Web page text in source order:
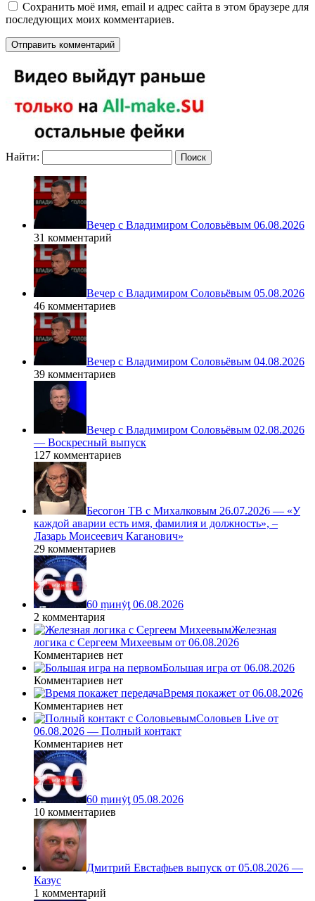
Сохранить моё имя, email и адрес сайта в этом браузере для
последующих моих комментариев.
Найти:
Вечер с Владимиром Соловьёвым 06.08.2026
31 комментарий
Вечер с Владимиром Соловьёвым 05.08.2026
46 комментариев
Вечер с Владимиром Соловьёвым 04.08.2026
39 комментариев
Вечер с Владимиром Соловьёвым 02.08.2026
— Воскресный выпуск
127 комментариев
Бесогон ТВ с Михалковым 26.07.2026 — «У
каждой аварии есть имя, фамилия и должность», –
Лазарь Моисеевич Каганович»
29 комментариев
60 ṃинẏƫ 06.08.2026
2 комментария
Железная
логика с Сергеем Михеевым от 06.08.2026
Комментариев нет
Большая игра от 06.08.2026
Комментариев нет
Время покажет от 06.08.2026
Комментариев нет
Соловьев Live от
06.08.2026 — Полный контакт
Комментариев нет
60 ṃинẏƫ 05.08.2026
10 комментариев
Дмитрий Евстафьев выпуск от 05.08.2026 —
Казус
1 комментарий